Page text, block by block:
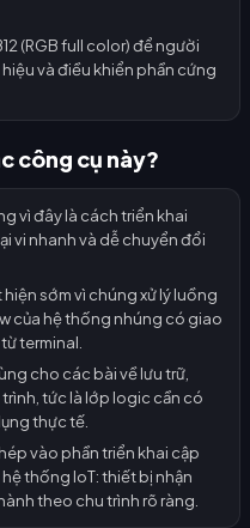
(RGB full color) để người
và điều khiển phần cứng
công cụ này?
vì đây là cách triển khai
vi nhanh và dễ chuyển đổi
hiện sớm vì chúng xử lý luồng
của hệ thống nhúng có giao
terminal.
cho các bài về lưu trữ,
tức là lớp logic cần có
thực tế.
vào phần triển khai cập
thống IoT: thiết bị nhận
theo chu trình rõ ràng.